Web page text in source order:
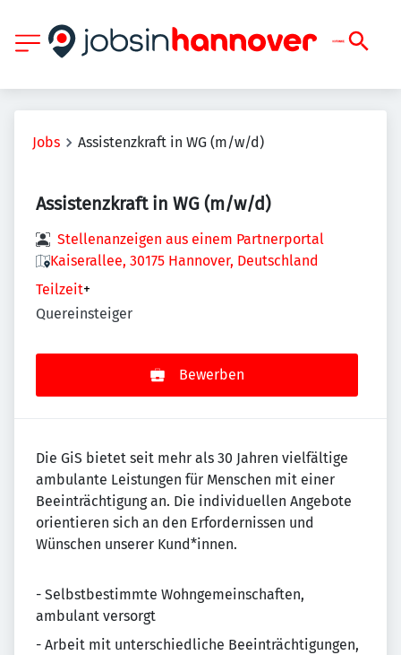
Jobs Assistenzkraft in WG (m/w/d)
Assistenzkraft in WG (m/w/d)
Stellenanzeigen aus einem Partnerportal
Kaiserallee, 30175 Hannover, Deutschland
Teilzeit+
Quereinsteiger
Bewerben
Die GiS bietet seit mehr als 30 Jahren vielfältige
ambulante Leistungen für Menschen mit einer
Beeinträchtigung an. Die individuellen Angebote
orientieren sich an den Erfordernissen und
Wünschen unserer Kund*innen.
- Selbstbestimmte Wohngemeinschaften,
ambulant versorgt
- Arbeit mit unterschiedliche Beeinträchtigungen,